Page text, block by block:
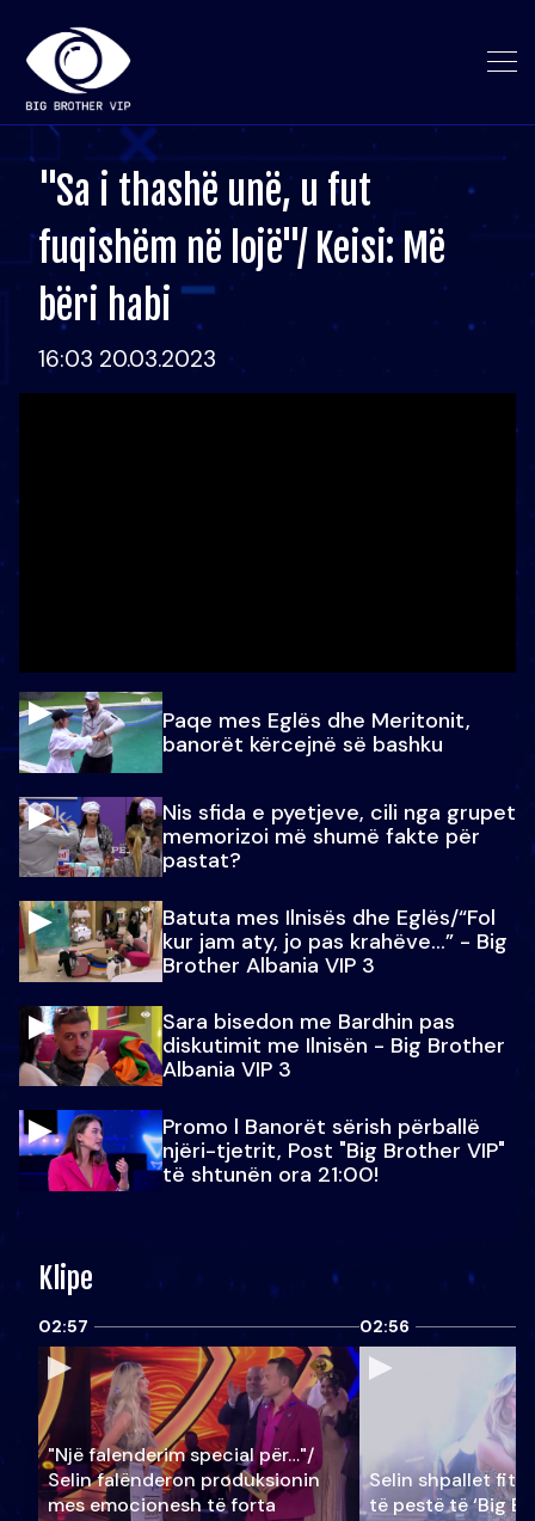
"Sa i thashë unë, u fut
fuqishëm në lojë"/ Keisi: Më
bëri habi
16:03 20.03.2023
Paqe mes Eglës dhe Meritonit,
banorët kërcejnë së bashku
Nis sfida e pyetjeve, cili nga grupet
memorizoi më shumë fakte për
pastat?
Batuta mes Ilnisës dhe Eglës/“Fol
kur jam aty, jo pas krahëve…” - Big
Brother Albania VIP 3
Sara bisedon me Bardhin pas
diskutimit me Ilnisën - Big Brother
Albania VIP 3
Promo l Banorët sërish përballë
njëri-tjetrit, Post "Big Brother VIP"
të shtunën ora 21:00!
Klipe
02:57
"Një falenderim special për…"/
Selin falënderon produksionin
mes emocionesh të forta
02:56
Selin shpallet
të pestë të ‘Big